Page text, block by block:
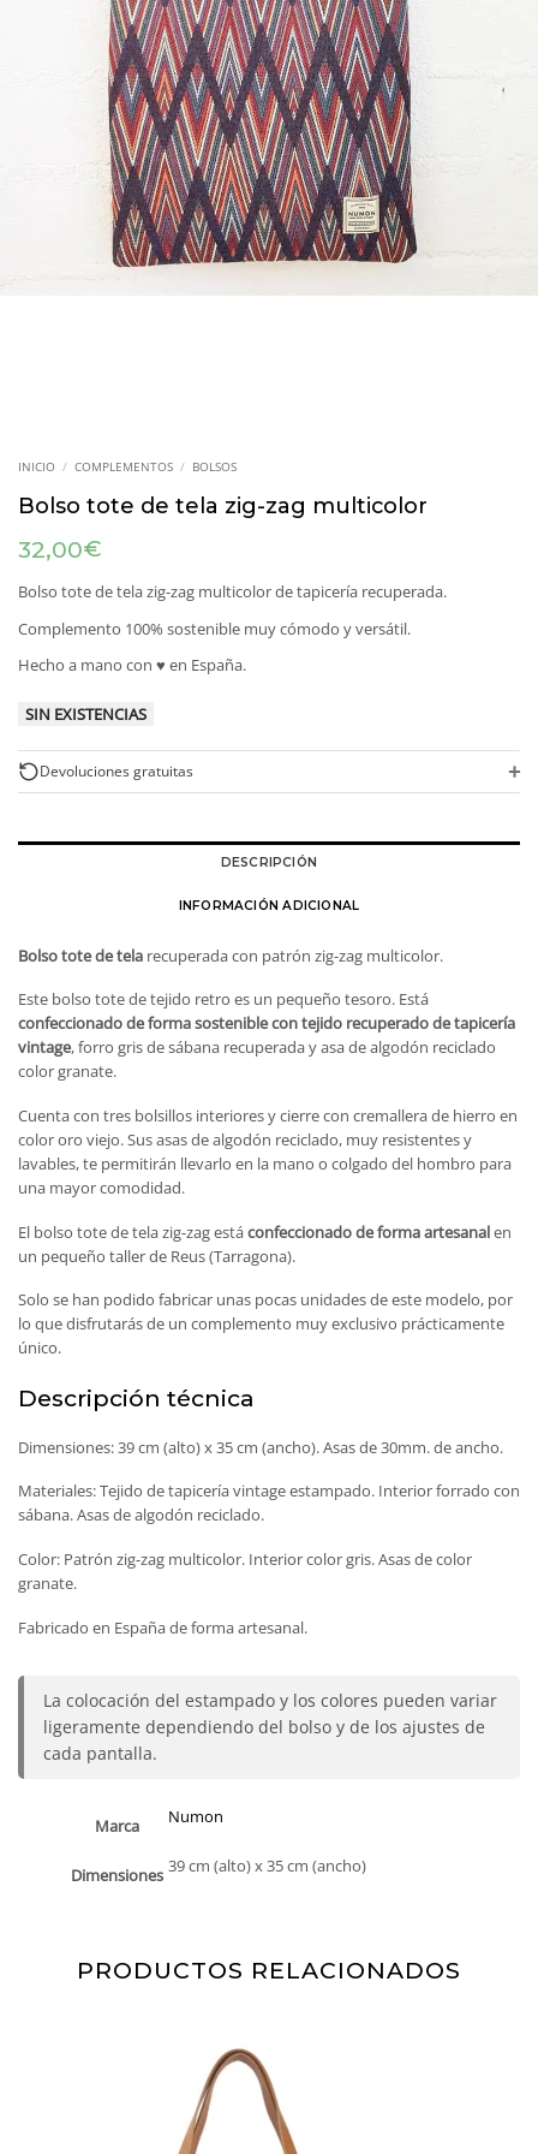
INICIO / COMPLEMENTOS / BOLSOS
Bolso tote de tela zig-zag multicolor
32,00€
Bolso tote de tela zig-zag multicolor de tapicería recuperada.
Complemento 100% sostenible muy cómodo y versátil.
Hecho a mano con ♥ en España.
SIN EXISTENCIAS
Devoluciones gratuitas +
DESCRIPCIÓN
INFORMACIÓN ADICIONAL
Bolso tote de tela recuperada con patrón zig-zag multicolor.
Este bolso tote de tejido retro es un pequeño tesoro. Está
confeccionado de forma sostenible con tejido recuperado de tapicería
vintage, forro gris de sábana recuperada y asa de algodón reciclado
color granate.
Cuenta con tres bolsillos interiores y cierre con cremallera de hierro en
color oro viejo. Sus asas de algodón reciclado, muy resistentes y
lavables, te permitirán llevarlo en la mano o colgado del hombro para
una mayor comodidad.
El bolso tote de tela zig-zag estáconfeccionado de forma artesanalen
un pequeño taller de Reus (Tarragona).
Solo se han podido fabricar unas pocas unidades de este modelo, por
lo que disfrutarás de un complemento muy exclusivo prácticamente
único.
Descripción técnica
Dimensiones: 39 cm (alto) x 35 cm (ancho). Asas de 30mm. de ancho.
Materiales: Tejido de tapicería vintage estampado. Interior forrado con
sábana. Asas de algodón reciclado.
Color: Patrón zig-zag multicolor. Interior color gris. Asas de color
granate.
Fabricado en España de forma artesanal.
La colocación del estampado y los colores pueden variar
ligeramente dependiendo del bolso y de los ajustes de
cada pantalla.
Marca Numon
Dimensiones 39 cm (alto) x 35 cm (ancho)
PRODUCTOS RELACIONADOS